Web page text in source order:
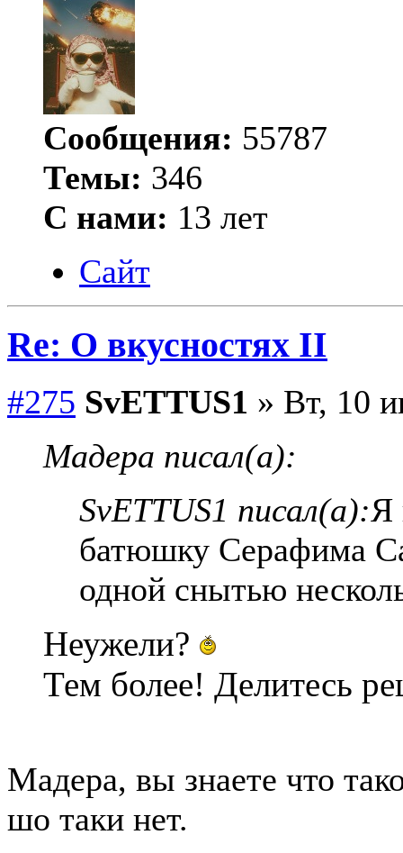
Сообщения: 55787
Темы: 346
С нами: 13 лет
Сайт
Re: О вкусностях II
#275 SvETTUS1 » Вт, 10
Мадера писал(а):
SvETTUS1 писал(а):Я
батюшку Серафима
одной снытью
Неужели?
Тем более! Делитесь
Мадера, вы знаете что
шо таки нет.